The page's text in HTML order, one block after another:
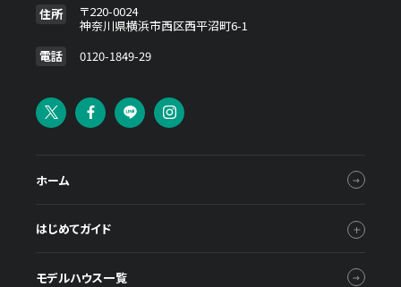
住所
〒220-0024
神奈川県横浜市西区西平沼町6-1
電話
0120-1849-29
ホーム
はじめてガイド
モデルハウス一覧
施設・サービス